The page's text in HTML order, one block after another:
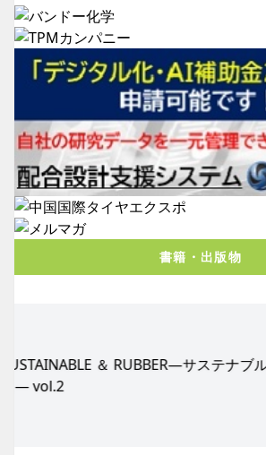
書籍・出版物